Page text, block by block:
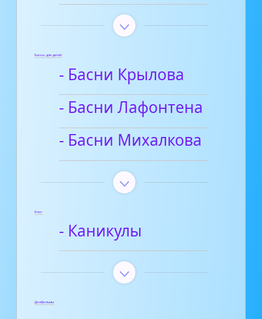
Басни для детей
- Басни Крылова
- Басни Лафонтена
- Басни Михалкова
Блог
- Каникулы
Диафильмы